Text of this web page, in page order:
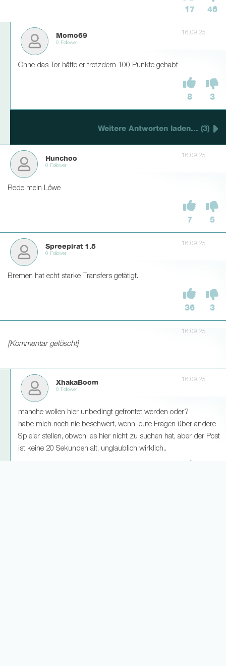
17 46
Momo69
0 Follower
16.09.25
Ohne das Tor hätte er trotzdem 100 Punkte gehabt
8 3
Weitere Antworten laden... (3)
Hunchoo
0 Follower
16.09.25
Rede mein Löwe
7 5
Spreepirat 1.5
0 Follower
16.09.25
Bremen hat echt starke Transfers getätigt.
36 3
16.09.25
[Kommentar gelöscht]
XhakaBoom
0 Follower
16.09.25
manche wollen hier unbedingt gefrontet werden oder?
habe mich noch nie beschwert, wenn leute Fragen über andere
Spieler stellen, obwohl es hier nicht zu suchen hat, aber der Post
ist keine 20 Sekunden alt, unglaublich wirklich..